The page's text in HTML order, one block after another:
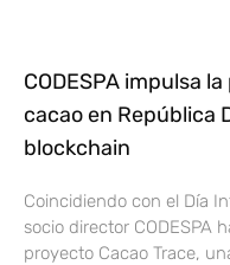
CODESPA impulsa
cacao en República
blockchain
Coincidiendo con el Día
socio director CODESPA
proyecto Cacao Trace,